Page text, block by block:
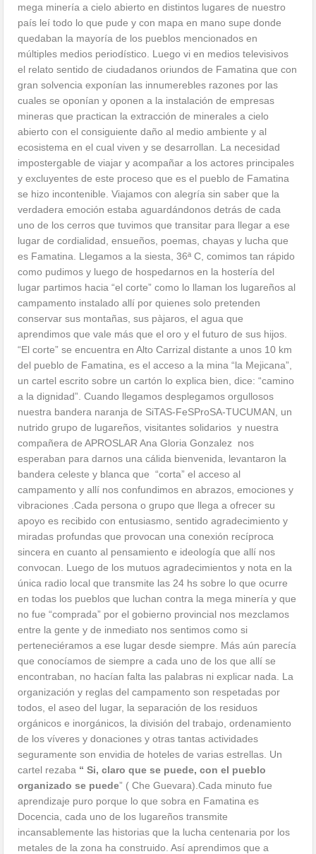
mega minería a cielo abierto en distintos lugares de nuestro
país leí todo lo que pude y con mapa en mano supe donde
quedaban la mayoría de los pueblos mencionados en
múltiples medios periodístico. Luego vi en medios televisivos
el relato sentido de ciudadanos oriundos de Famatina que con
gran solvencia exponían las innumerebles razones por las
cuales se oponían y oponen a la instalación de empresas
mineras que practican la extracción de minerales a cielo
abierto con el consiguiente daño al medio ambiente y al
ecosistema en el cual viven y se desarrollan. La necesidad
impostergable de viajar y acompañar a los actores principales
y excluyentes de este proceso que es el pueblo de Famatina
se hizo incontenible. Viajamos con alegría sin saber que la
verdadera emoción estaba aguardándonos detrás de cada
uno de los cerros que tuvimos que transitar para llegar a ese
lugar de cordialidad, ensueños, poemas, chayas y lucha que
es Famatina. Llegamos a la siesta, 36ª C, comimos tan rápido
como pudimos y luego de hospedarnos en la hostería del
lugar partimos hacia “el corte” como lo llaman los lugareños al
campamento instalado allí por quienes solo pretenden
conservar sus montañas, sus pàjaros, el agua que
aprendimos que vale más que el oro y el futuro de sus hijos.
“El corte” se encuentra en Alto Carrizal distante a unos 10 km
del pueblo de Famatina, es el acceso a la mina “la Mejicana”,
un cartel escrito sobre un cartón lo explica bien, dice: “camino
a la dignidad”. Cuando llegamos desplegamos orgullosos
nuestra bandera naranja de SiTAS-FeSProSA-TUCUMAN, un
nutrido grupo de lugareños, visitantes solidarios y nuestra
compañera de APROSLAR Ana Gloria Gonzalez nos
esperaban para darnos una cálida bienvenida, levantaron la
bandera celeste y blanca que “corta” el acceso al
campamento y allí nos confundimos en abrazos, emociones y
vibraciones .Cada persona o grupo que llega a ofrecer su
apoyo es recibido con entusiasmo, sentido agradecimiento y
miradas profundas que provocan una conexión recíproca
sincera en cuanto al pensamiento e ideología que allí nos
convocan. Luego de los mutuos agradecimientos y nota en la
única radio local que transmite las 24 hs sobre lo que ocurre
en todas los pueblos que luchan contra la mega minería y que
no fue “comprada” por el gobierno provincial nos mezclamos
entre la gente y de inmediato nos sentimos como si
perteneciéramos a ese lugar desde siempre. Más aún parecía
que conocíamos de siempre a cada uno de los que allí se
encontraban, no hacían falta las palabras ni explicar nada. La
organización y reglas del campamento son respetadas por
todos, el aseo del lugar, la separación de los residuos
orgánicos e inorgánicos, la división del trabajo, ordenamiento
de los víveres y donaciones y otras tantas actividades
seguramente son envidia de hoteles de varias estrellas. Un
cartel rezaba “ Si, claro que se puede, con el pueblo
organizado se puede” ( Che Guevara).Cada minuto fue
aprendizaje puro porque lo que sobra en Famatina es
Docencia, cada uno de los lugareños transmite
incansablemente las historias que la lucha centenaria por los
metales de la zona ha construido. Así aprendimos que a